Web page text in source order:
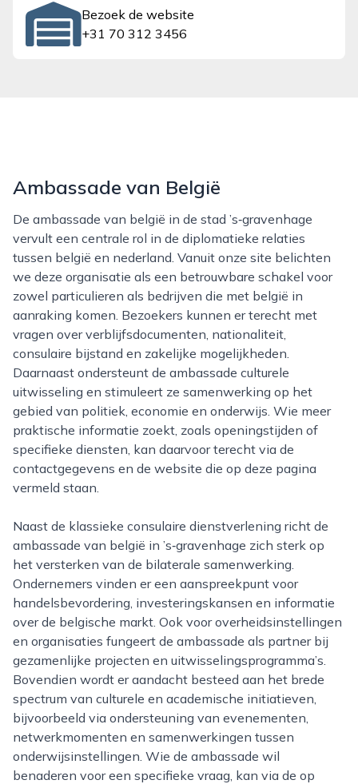
Bezoek de website
+31 70 312 3456
Ambassade van België
De ambassade van belgië in de stad ’s‑gravenhage
vervult een centrale rol in de diplomatieke relaties
tussen belgië en nederland. Vanuit onze site belichten
we deze organisatie als een betrouwbare schakel voor
zowel particulieren als bedrijven die met belgië in
aanraking komen. Bezoekers kunnen er terecht met
vragen over verblijfsdocumenten, nationaliteit,
consulaire bijstand en zakelijke mogelijkheden.
Daarnaast ondersteunt de ambassade culturele
uitwisseling en stimuleert ze samenwerking op het
gebied van politiek, economie en onderwijs. Wie meer
praktische informatie zoekt, zoals openingstijden of
specifieke diensten, kan daarvoor terecht via de
contactgegevens en de website die op deze pagina
vermeld staan.
Naast de klassieke consulaire dienstverlening richt de
ambassade van belgië in ’s‑gravenhage zich sterk op
het versterken van de bilaterale samenwerking.
Ondernemers vinden er een aanspreekpunt voor
handelsbevordering, investeringskansen en informatie
over de belgische markt. Ook voor overheidsinstellingen
en organisaties fungeert de ambassade als partner bij
gezamenlijke projecten en uitwisselingsprogramma’s.
Bovendien wordt er aandacht besteed aan het brede
spectrum van culturele en academische initiatieven,
bijvoorbeeld via ondersteuning van evenementen,
netwerkmomenten en samenwerkingen tussen
onderwijsinstellingen. Wie de ambassade wil
benaderen voor een specifieke vraag, kan via de op